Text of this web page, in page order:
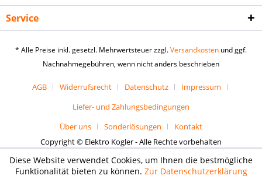
Service
* Alle Preise inkl. gesetzl. Mehrwertsteuer zzgl.Versandkosten und ggf.
Nachnahmegebühren, wenn nicht anders beschrieben
AGB Widerrufsrecht Datenschutz
Impressum
Liefer- und Zahlungsbedingungen
Über uns
Sonderlösungen
Kontakt
Copyright © Elektro Kogler - Alle Rechte vorbehalten
Diese Website verwendet Cookies, um Ihnen die bestmögliche
Funktionalität bieten zu können. Zur Datenschutzerklärung